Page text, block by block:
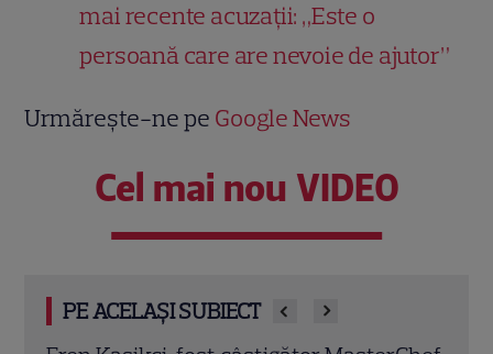
mai recente acuzații: „Este o
persoană care are nevoie de ajutor”
Urmărește-ne pe Google News
Cel mai nou VIDEO
PE ACELAȘI SUBIECT